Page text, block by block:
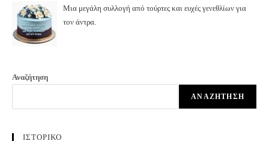
Μια μεγάλη συλλογή από τούρτες και ευχές γενεθλίων για
τον άντρα.
Αναζήτηση
ΑΝΑΖΉΤΗΣΗ
ΙΣΤΟΡΙΚΟ